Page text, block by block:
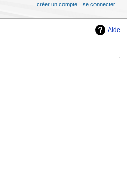
Aide
créer un compte se connecter